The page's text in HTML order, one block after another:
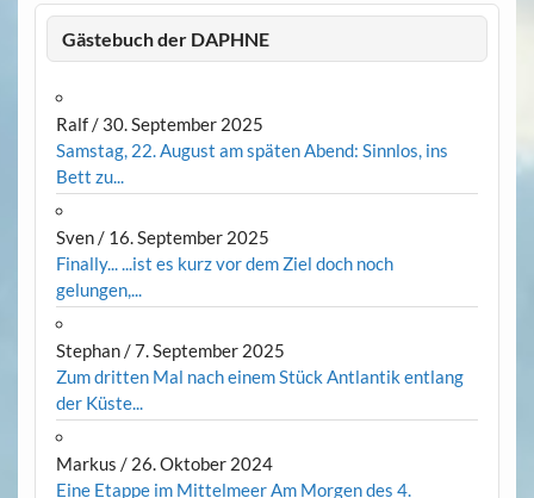
Gästebuch der DAPHNE
Ralf/ 30. September 2025
Samstag, 22. August am späten Abend: Sinnlos, ins
Bett zu...
Sven/ 16. September 2025
Finally... ...ist es kurz vor dem Ziel doch noch
gelungen,...
Stephan/7. September 2025
Zum dritten Mal nach einem Stück Antlantik entlang
der Küste...
Markus / 26. Oktober 2024
Eine Etappe im Mittelmeer Am Morgen des 4.